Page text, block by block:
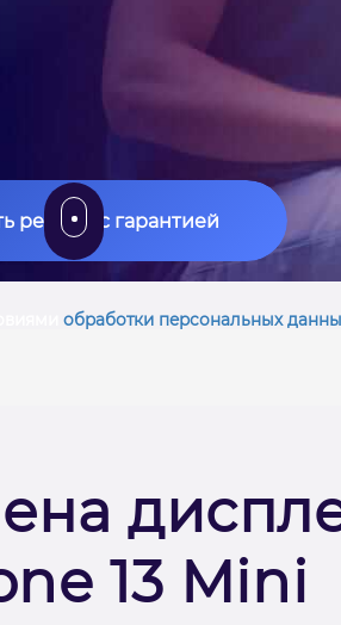
ремонт с гарантией
обработки персональных
13 Mini